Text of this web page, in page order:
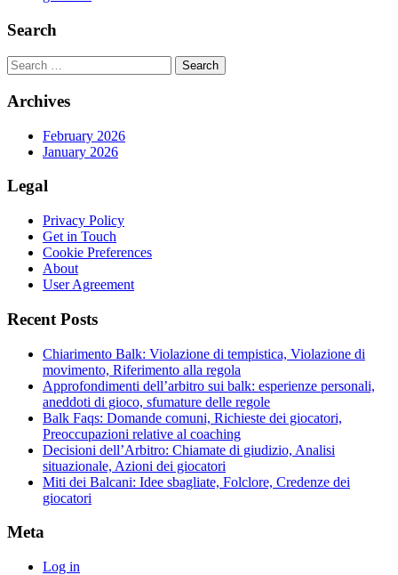
Search
Search
Archives
February 2026
January 2026
Legal
Privacy Policy
Get in Touch
Cookie Preferences
About
User Agreement
Recent Posts
Chiarimento Balk: Violazione di tempistica, Violazione di
movimento, Riferimento alla regola
Approfondimenti dell’arbitro sui balk: esperienze personali,
aneddoti di gioco, sfumature delle regole
Balk Faqs: Domande comuni, Richieste dei giocatori,
Preoccupazioni relative al coaching
Decisioni dell’Arbitro: Chiamate di giudizio, Analisi
situazionale, Azioni dei giocatori
Miti dei Balcani: Idee sbagliate, Folclore, Credenze dei
giocatori
Meta
Log in